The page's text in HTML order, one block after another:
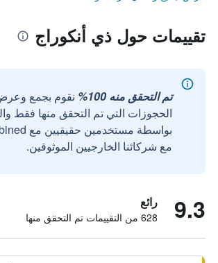
تقييمات حول ذي أنكوراج
تم التحقق منه 100%
نقوم بجمع
الحجوزات التي تم التحقق منها فقط
مع شركائنا الخارجيين الموثوقين.
9.3 رائع
628 من التقييمات تم التحقق منها